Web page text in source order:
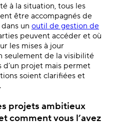
à la situation, tous les
être accompagnés de
un outil de gestion de
peuvent accéder et où
les mises à jour
seulement de la visibilité
d’un projet mais permet
soient clarifiées et
projets ambitieux
comment vous l’avez